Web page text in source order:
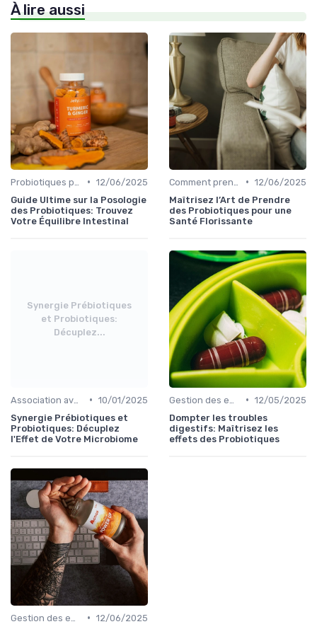
À lire aussi
• 12/06/2025
Guide Ultime sur la Posologie
des Probiotiques: Trouvez
Votre Équilibre Intestinal
• 12/06/2025
Maîtrisez l’Art de Prendre
des Probiotiques pour une
Santé Florissante
Synergie Prébiotiques
et Probiotiques:
Décuplez...
• 10/01/2025
Synergie Prébiotiques et
Probiotiques: Décuplez
l'Effet de Votre Microbiome
• 12/05/2025
Dompter les troubles
digestifs: Maîtrisez les
effets des Probiotiques
• 12/06/2025